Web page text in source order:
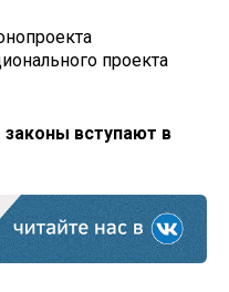
проекта
вступают в